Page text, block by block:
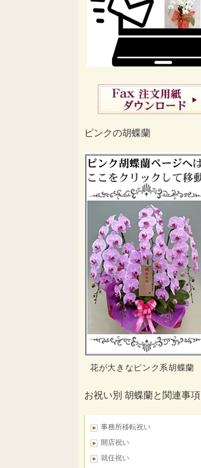
ピンクの胡蝶蘭
花が大きなピンク系胡蝶蘭
お祝い別 胡蝶蘭と関連事項
事務所移転祝い
開店祝い
就任祝い